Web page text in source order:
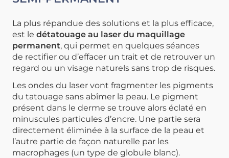
La plus répandue des solutions et la plus efficace,
est le détatouage au laser du maquillage
permanent, qui permet en quelques séances
de rectifier ou d’effacer un trait et de retrouver un
regard ou un visage naturels sans trop de risques.
Les ondes du laser vont fragmenter les pigments
du tatouage sans abîmer la peau. Le pigment
présent dans le derme se trouve alors éclaté en
minuscules particules d’encre. Une partie sera
directement éliminée à la surface de la peau et
l’autre partie de façon naturelle par les
macrophages (un type de globule blanc).